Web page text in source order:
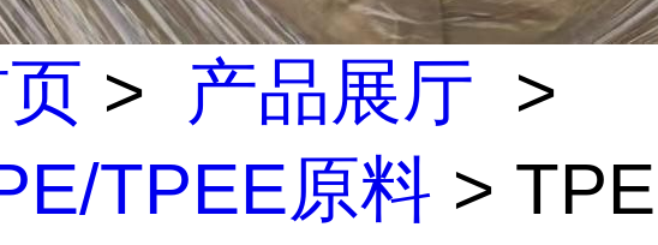
> 产品展厅 >
TPEE原料 >